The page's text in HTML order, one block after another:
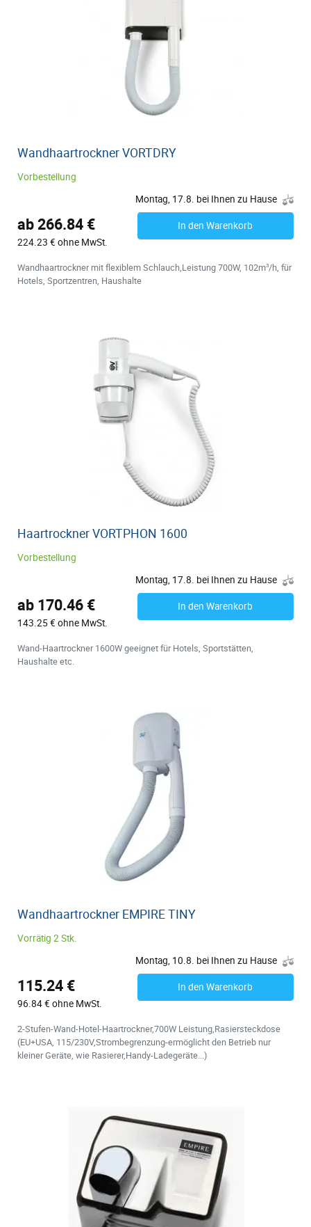
Wandhaartrockner VORTDRY
Vorbestellung
Montag, 17.8. bei Ihnen zu Hause
ab 266.84 €
224.23 € ohne MwSt.
In den Warenkorb
Wandhaartrockner mit flexiblem Schlauch,Leistung 700W, 102m³/h, für
Hotels, Sportzentren, Haushalte
Haartrockner VORTPHON 1600
Vorbestellung
Montag, 17.8. bei Ihnen zu Hause
ab 170.46 €
143.25 € ohne MwSt.
In den Warenkorb
Wand-Haartrockner 1600W geeignet für Hotels, Sportstätten,
Haushalte etc.
Wandhaartrockner EMPIRE TINY
Vorrätig 2 Stk.
Montag, 10.8. bei Ihnen zu Hause
115.24 €
96.84 € ohne MwSt.
In den Warenkorb
2-Stufen-Wand-Hotel-Haartrockner,700W Leistung,Rasiersteckdose
(EU+USA, 115/230V,Strombegrenzung-ermöglicht den Betrieb nur
kleiner Geräte, wie Rasierer,Handy-Ladegeräte...)